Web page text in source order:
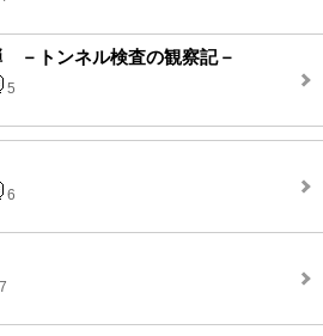
－トンネル検査の観察記－
5
6
7